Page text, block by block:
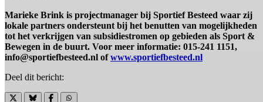
Marieke Brink is projectmanager bij Sportief Besteed waar zij
lokale partners ondersteunt bij het benutten van mogelijkheden
tot het verkrijgen van subsidiestromen op gebieden als Sport &
Bewegen in de buurt. Voor meer informatie: 015-241 1151,
info@sportiefbesteed.nl ofwww.sportiefbesteed.nl
Deel dit bericht: